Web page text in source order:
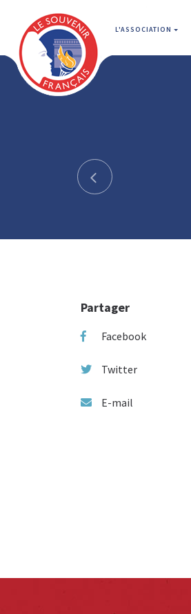
L'ASSOCIATION
Partager
Facebook
Twitter
E-mail